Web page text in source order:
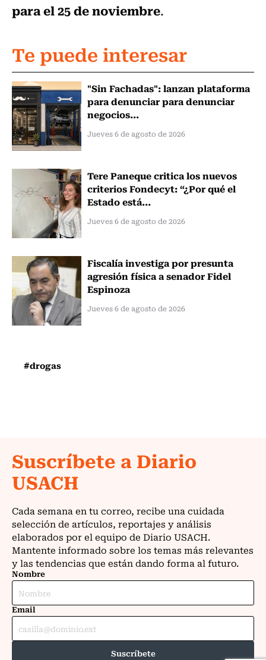
para el 25 de noviembre.
Te puede interesar
"Sin Fachadas": lanzan plataforma
para denunciar para denunciar
negocios...
Jueves 6 de agosto de 2026
Tere Paneque critica los nuevos
criterios Fondecyt: “¿Por qué el
Estado está...
Jueves 6 de agosto de 2026
Fiscalía investiga por presunta
agresión física a senador Fidel
Espinoza
Jueves 6 de agosto de 2026
#drogas